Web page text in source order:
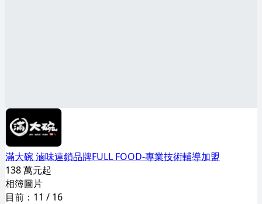
滿大碗 滷味連鎖品牌FULL FOOD-專業技術輔導加盟
138 萬元起
相簿圖片
目前： 11 / 16